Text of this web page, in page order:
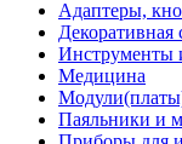
Адаптеры,
Декоративная
Инструменты
Медицина
Паяльники и